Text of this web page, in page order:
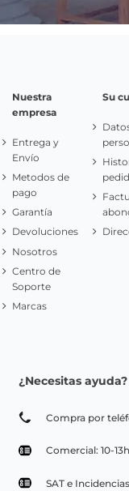
Nuestra
empresa
Entrega y
Envío
Metodos de
pago
Garantía
Devoluciones
Nosotros
Centro de
Soporte
Marcas
Su
¿Necesitas ayuda?
Compra por
Comercial: 10-
SAT e